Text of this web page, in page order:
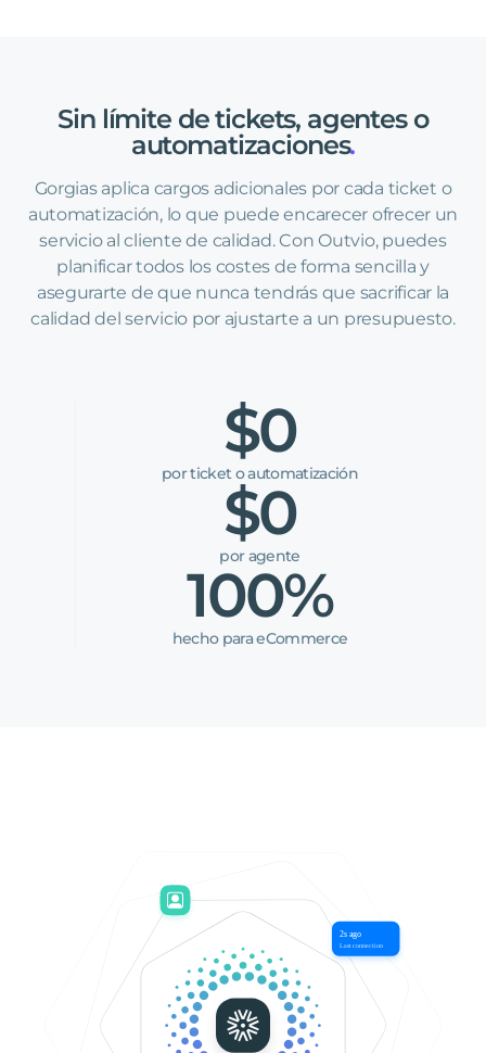
Sin límite de tickets, agentes o
automatizaciones.
Gorgias aplica cargos adicionales por cada ticket o
automatización, lo que puede encarecer ofrecer un
servicio al cliente de calidad. Con Outvio, puedes
planificar todos los costes de forma sencilla y
asegurarte de que nunca tendrás que sacrificar la
calidad del servicio por ajustarte a un presupuesto.
$0
por ticket o automatización
$0
por agente
100%
hecho para eCommerce